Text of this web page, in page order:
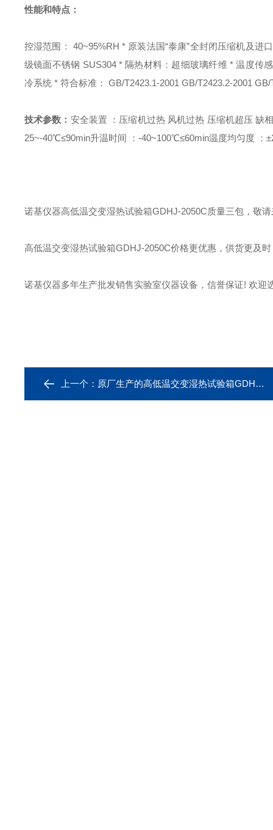
性能和特点：
控湿范围： 40~95%RH * 原装法国“泰康”全封闭压缩机及
级镜面不锈钢 SUS304 * 隔热材料：超细玻璃纤维 * 温度
冷系统 * 符合标准： GB/T2423.1-2001 GB/T2423.2-2001
技术参数： 安全装置 ：压缩机过热 风机过热 压缩机超压 缺
25~-40℃≤90min升温时间 ：-40~100℃≤60min温度均匀度 ：
诺基仪器高低温交变湿热试验箱GDHJ-2050C质量三包，敬
高低温交变湿热试验箱GDHJ-2050C价格更优惠，供货更及
诺基仪器多年生产批发销售实验室仪器设备，信誉保证! 欢迎
上一个： 原厂生产的高低温交变湿热试验箱GDHJ-2050C长期现货供应